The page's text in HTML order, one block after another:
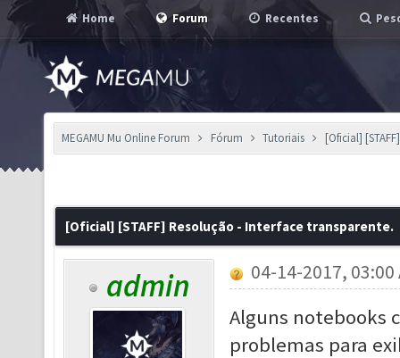
Home Forum Recentes
MEGAMU Mu Online Forum Fórum Tutoriais [Oficial]
[Oficial] [STAFF] Resolução - Interface transparente.
admin 04-14-2017, 03:00
Alguns notebooks
problemas para